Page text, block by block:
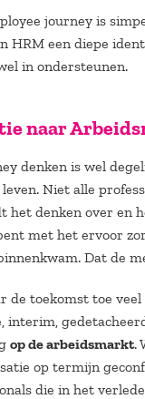
journey is
HRM een diepe
in ondersteunen.
naar
denken is wel
Niet alle
het denken over en
met het ervoor
Dat de
de toekomst toe
op de arbeidsmarkt.
op termijn
die in het